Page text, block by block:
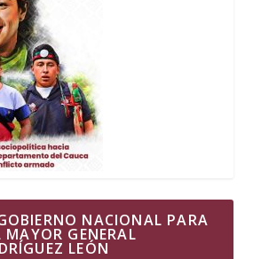
NACIONAL PARA
MAYOR GENERAL
LEÓN